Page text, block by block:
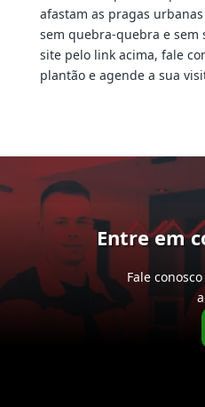
afastam as pragas
sem quebra-quebra e sem
site pelo link acima, fale
plantão e agende a sua
Entre em
Fale